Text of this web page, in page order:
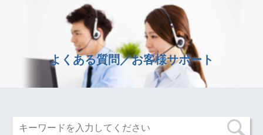
よくある質問／お客様サポート